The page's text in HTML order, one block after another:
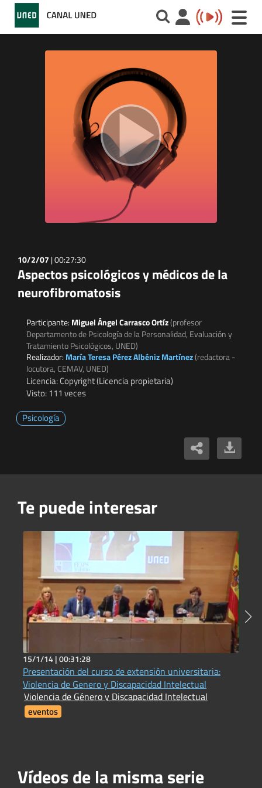
Toggle
10/2/07 |00:27:30
Aspectos psicológicos y médicos de la
neurofibromatosis
Participante: Miguel Ángel Carrasco Ortíz(profesor
Departamento de Psicología de la Personalidad, Evaluación y
Tratamiento Psicológicos, UNED)
Realizador: María Teresa Pérez Albéniz Martínez(redactora -
locutora, CEMAV, UNED)
Licencia: Copyright (Licencia propietaria)
Visto: 111 veces
Psicología
Te puede interesar
15/1/14 |00:31:28
Presentación del curso de extensión universitaria:
Violencia de Genero y Discapacidad Intelectual
Violencia de Género y Discapacidad Intelectual
eventos
Vídeos de la misma serie